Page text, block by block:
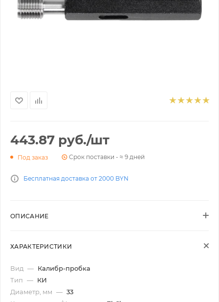
443.87 руб./шт
Под заказ Срок поставки - ≈ 9 дней
Бесплатная доставка от 2000 BYN
ОПИСАНИЕ
ХАРАКТЕРИСТИКИ
Вид — Калибр-пробка
Тип — КИ
Диаметр, мм — 33